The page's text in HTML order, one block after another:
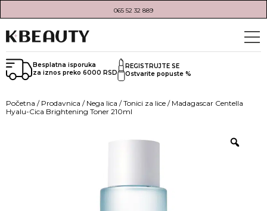
065 52 32 889
Besplatna isporuka
za iznos preko 6000 RSD
REGISTRUJTE SE
Ostvarite popuste %
Početna / Prodavnica / Nega lica /Tonici za lice / Madagascar Centella
Hyalu-Cica Brightening Toner 210ml